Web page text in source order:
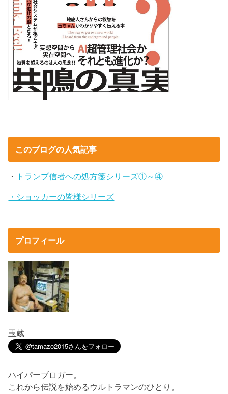
このブログの人気記事
・ トランプ信者への処方箋シリーズ①～④
・ショッカーの皆様シリーズ
プロフィール
玉蔵
ハイパーブロガー。
これから伝説を始めるウルトラマンのひとり。